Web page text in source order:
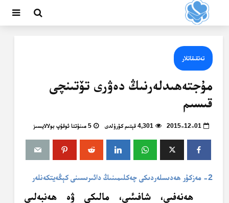
تەتقىقاتلار
مۇجتەھىدلەرنىڭ دەۋرى تۆتىنچى
قىسىم
2015-12-01 4,301 قېتىم كۆرۈلدى 5 مىنۇتتا ئوقۇپ بولالايسىز
2- مەزكۇر ھەدىسلەردىكى چەكلىمىنىڭ دائىرىسىنى كېڭەيتكەنلەر
ھەنەفىي، شافىئىي، مالىكى ۋە ھەنبەلىي